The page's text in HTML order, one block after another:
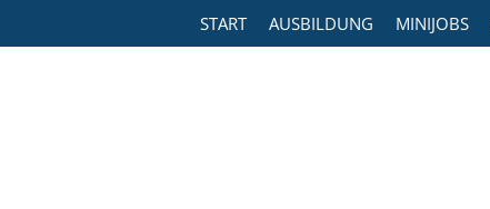
START AUSBILDUNG MINIJOBS